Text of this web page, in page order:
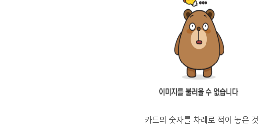
카드의 숫자를 차례로 적어 놓은